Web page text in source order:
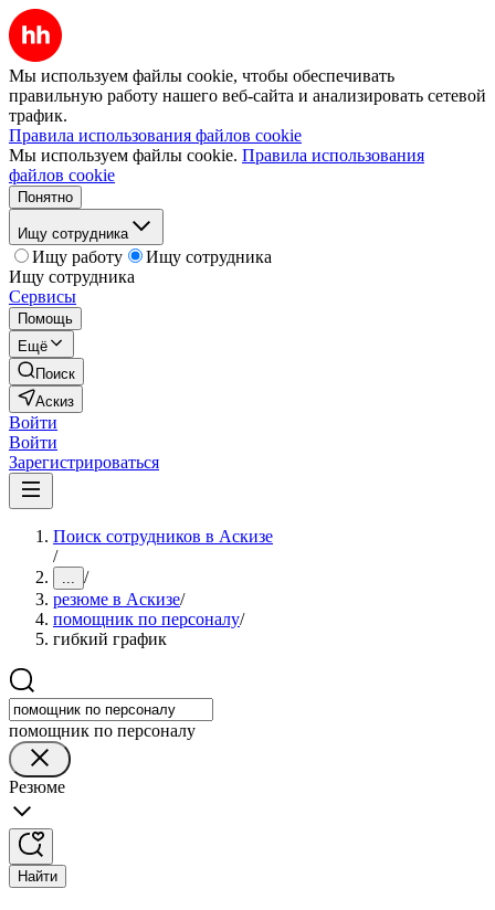
Мы используем файлы cookie, чтобы обеспечивать
правильную работу нашего веб-сайта и анализировать сетевой
трафик.
Правила использования файлов cookie
Мы используем файлы cookie. Правила использования
файлов cookie
Понятно
Ищу сотрудника
Ищу работу
Ищу сотрудника
Ищу сотрудника
Сервисы
Помощь
Ещё
Поиск
Аскиз
Войти
Войти
Зарегистрироваться
Поиск сотрудников в Аскизе
/
... /
резюме в Аскизе/
помощник по персоналу/
гибкий график
помощник по персоналу
Резюме
Найти